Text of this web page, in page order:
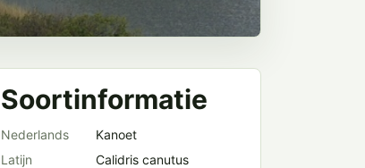
Soortinformatie
Nederlands
Kanoet
Latijn
Calidris canutus